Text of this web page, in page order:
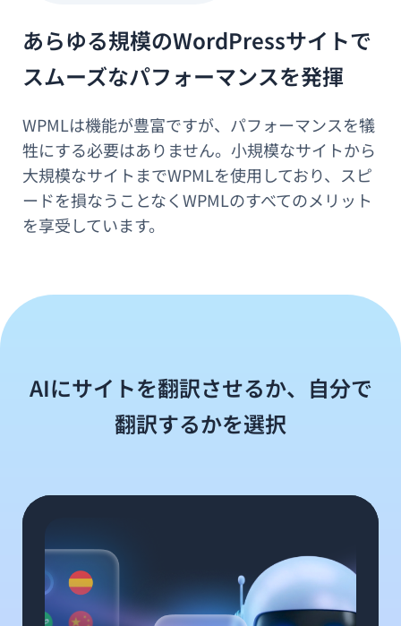
あらゆる規模のWordPressサイトで
スムーズなパフォーマンスを発揮
WPMLは機能が豊富ですが、パフォーマンスを犠
牲にする必要はありません。小規模なサイトから
大規模なサイトまでWPMLを使用しており、スピ
ードを損なうことなくWPMLのすべてのメリット
を享受しています。
AIにサイトを翻訳させるか、自分で
翻訳するかを選択